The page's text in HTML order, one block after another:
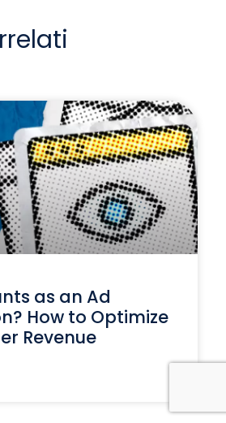
as an Ad
How to Optimize
Revenue